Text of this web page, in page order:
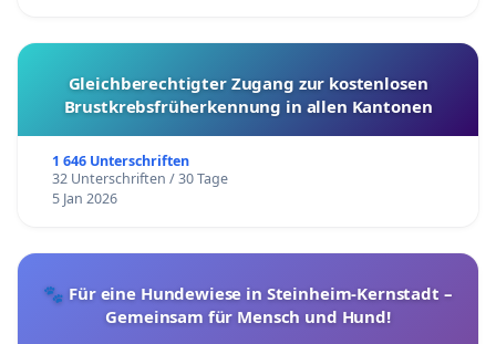
Gleichberechtigter Zugang zur kostenlosen
Brustkrebsfrüherkennung in allen Kantonen
1 646 Unterschriften
32 Unterschriften / 30 Tage
5 Jan 2026
🐾 Für eine Hundewiese in Steinheim-Kernstadt –
Gemeinsam für Mensch und Hund!